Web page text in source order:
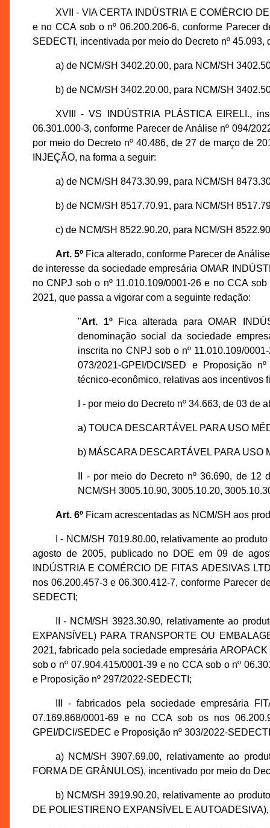
XVII - VIA CERTA INDÚSTRIA E COMÉRCIO
e no CCA sob o nº 06.200.206-6, conforme Parecer
SEDECTI, incentivada por meio do Decreto nº
a) de NCM/SH 3402.20.00, para NCM/SH
b) de NCM/SH 3402.20.00, para NCM/SH
XVIII - VS INDÚSTRIA PLÁSTICA EIRELI.,
06.301.000-3, conforme Parecer de Análise nº 094/
por meio do Decreto nº 40.486, de 27 de março de
INJEÇÃO, na forma a seguir:
a) de NCM/SH 8473.30.99, para NCM/SH
b) de NCM/SH 8517.70.91, para NCM/SH
c) de NCM/SH 8522.90.20, para NCM/SH
Art. 5ºFica alterado, conforme Parecer de
de interesse da sociedade empresária OMAR
no CNPJ sob o nº 11.010.109/0001-26 e no CCA
2021, que passa a vigorar com a seguinte redação:
"Art. 1ºFica alterada para OMAR
denominação social da sociedade
inscrita no CNPJ sob o nº 11.010.109/
073/2021-GPEI/DCI/SED e Proposição
técnico-econômico, relativas aos incentivos
I - por meio do Decreto nº 34.663, de 03
a) TOUCA DESCARTÁVEL PARA USO
b) MÁSCARA DESCARTÁVEL PARA USO
II - por meio do Decreto nº 36.690, de
NCM/SH 3005.10.90, 3005.10.20,
Art. 6ºFicam acrescentadas as NCM/SH aos
I - NCM/SH 7019.80.00, relativamente ao
agosto de 2005, publicado no DOE em 09 de
INDÚSTRIA E COMÉRCIO DE FITAS ADESIVAS
nos 06.200.457-3 e 06.300.412-7, conforme Parecer
SEDECTI;
II - NCM/SH 3923.30.90, relativamente ao
EXPANSÍVEL) PARA TRANSPORTE OU
2021, fabricado pela sociedade empresária
sob o nº 07.904.415/0001-39 e no CCA sob o nº
e Proposição nº 297/2022-SEDECTI;
III - fabricados pela sociedade empresária
07.169.868/0001-69 e no CCA sob os nos
GPEI/DCI/SEDEC e Proposição nº 303/2022-
a) NCM/SH 3907.69.00, relativamente ao
FORMA DE GRÂNULOS), incentivado por meio do
b) NCM/SH 3919.90.20, relativamente ao
DE POLIESTIRENO EXPANSÍVEL E